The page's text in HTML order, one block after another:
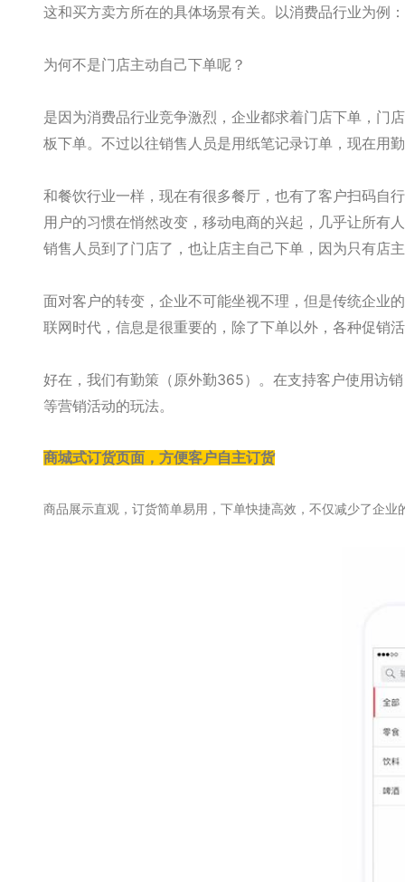
这和买方卖方所在的具体场景有关。以消费品行业为例
为何不是门店主动自己下单呢？
是因为消费品行业竞争激烈，企业都求着门店下单，门
板下单。不过以往销售人员是用纸笔记录订单，现在用
和餐饮行业一样，现在有很多餐厅，也有了客户扫码自
用户的习惯在悄然改变，移动电商的兴起，几乎让所有
销售人员到了门店了，也让店主自己下单，因为只有店
面对客户的转变，企业不可能坐视不理，但是传统企业
联网时代，信息是很重要的，除了下单以外，各种促销
好在，我们有勤策（原外勤365）。在支持客户使用访
等营销活动的玩法。
商城式订货页面，方便客户自主订货
商品展示直观，订货简单易用，下单快捷高效，不仅减少了企